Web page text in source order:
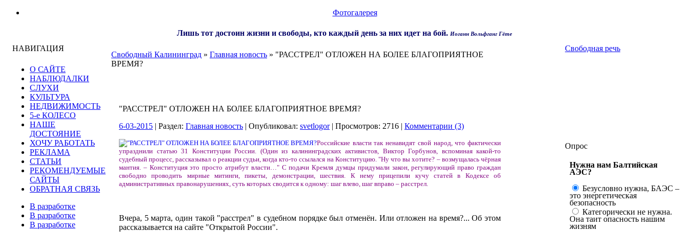
Фотогалерея
Лишь тот достоин жизни и свободы, кто каждый день за них идет на бой. Иоганн Вольфганг Гёте
НАВИГАЦИЯ
О САЙТЕ
НАБЛЮДАЛКИ
СЛУХИ
КУЛЬТУРА
НЕДВИЖИМОСТЬ
5-е КОЛЕСО
НАШЕ
ДОСТОЯНИЕ
ХОЧУ РАБОТАТЬ
РЕКЛАМА
СТАТЬИ
РЕКОМЕНДУЕМЫЕ
САЙТЫ
ОБРАТНАЯ СВЯЗЬ
В разработке
В разработке
В разработке
Свободный Калининград » Главная новость » "РАССТРЕЛ" ОТЛОЖЕН НА БОЛЕЕ БЛАГОПРИЯТНОЕ
ВРЕМЯ?
"РАССТРЕЛ" ОТЛОЖЕН НА БОЛЕЕ БЛАГОПРИЯТНОЕ ВРЕМЯ?
6-03-2015 | Раздел: Главная новость | Опубликовал: svetlogor| Просмотров: 2716 | Комментарии (3)
Российские власти так ненавидят свой народ, что фактически
упразднили статью 31 Конституции России. (Один из калининградских активистов, Виктор Горбунов, вспоминая какой-то
судебный процесс, рассказывал о реакции судьи, когда кто-то ссылался на Конституцию. "Ну что вы хотите? – возмущалась чёрная
мантия. – Конституция это просто атрибут власти…" С подачи Кремля думцы придумали закон, регулирующий право граждан
свободно проводить мирные митинги, пикеты, демонстрации, шествия. К нему прицепили кучу статей в Кодексе об
административных правонарушениях, суть которых сводится к одному: шаг влево, шаг вправо – расстрел.
Вчера, 5 марта, один такой "расстрел" в судебном порядке был отменён. Или отложен на время?... Об этом
рассказывается на сайте "Открытой России".
Свободная речь
Опрос
Нужна нам Балтийская
АЭС?
Безусловно нужна, БАЭС –
это энергетическая
безопасность
Категорически не нужна.
Она таит опасность нашим
жизням